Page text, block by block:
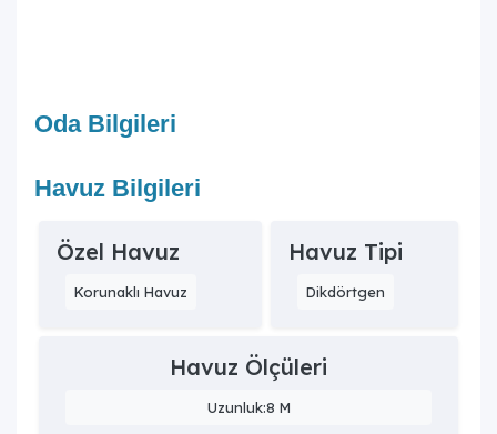
Oda Bilgileri
Havuz Bilgileri
Özel Havuz
Korunaklı Havuz
Havuz Tipi
Dikdörtgen
Havuz Ölçüleri
Uzunluk:8 M